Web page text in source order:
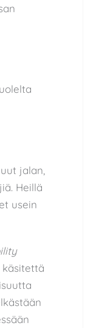
jalan,
Heillä
usein